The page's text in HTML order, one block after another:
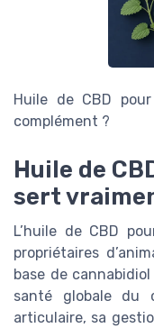
Huile de CBD
complément ?
Huile de
sert
L’huile de CBD
propriétaires
base de
santé globale du
articulaire, sa